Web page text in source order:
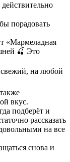
порадовать
«Мармеладная
🍒 Это
на любой
вкус.
подберёт и
рассказать
на все
снова и